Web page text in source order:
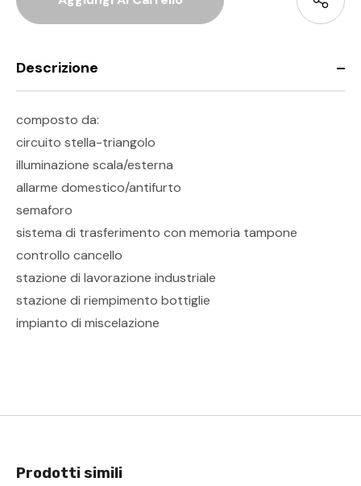
Descrizione
composto da:
circuito stella-triangolo
illuminazione scala/esterna
allarme domestico/antifurto
semaforo
sistema di trasferimento con memoria tampone
controllo cancello
stazione di lavorazione industriale
stazione di riempimento bottiglie
impianto di miscelazione
Prodotti simili